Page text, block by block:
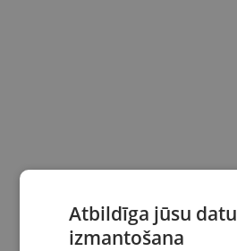
Atbildīga jūsu datu
izmantošana